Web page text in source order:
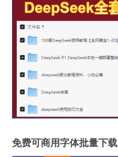
免费可商用字体批量下载